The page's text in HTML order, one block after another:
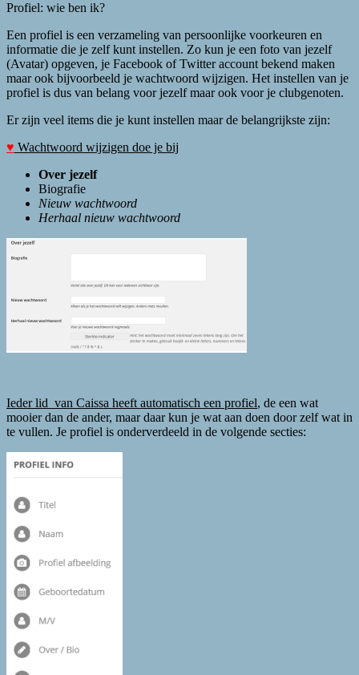
Profiel: wie ben ik?
Een profiel is een verzameling van persoonlijke voorkeuren en
informatie die je zelf kunt instellen. Zo kun je een foto van jezelf
(Avatar) opgeven, je Facebook of Twitter account bekend maken
maar ook bijvoorbeeld je wachtwoord wijzigen. Het instellen van je
profiel is dus van belang voor jezelf maar ook voor je clubgenoten.
Er zijn veel items die je kunt instellen maar de belangrijkste zijn:
♥ Wachtwoord wijzigen doe je bij
Over jezelf
Biografie
Nieuw wachtwoord
Herhaal nieuw wachtwoord
Ieder lid van Caissa heeft automatisch een profiel, de een wat
mooier dan de ander, maar daar kun je wat aan doen door zelf wat in
te vullen. Je profiel is onderverdeeld in de volgende secties: